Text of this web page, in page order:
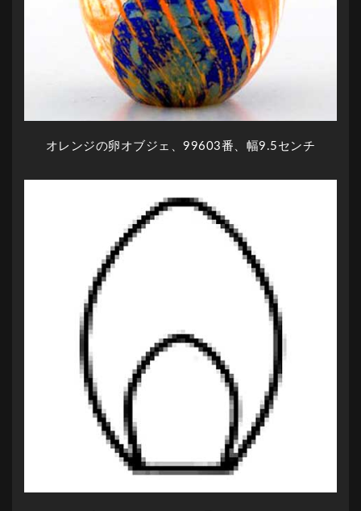
オレンジの卵オブジェ、99603番、幅9.5センチ